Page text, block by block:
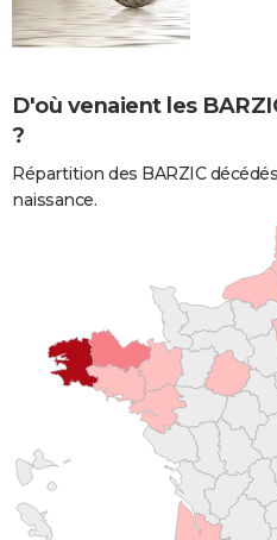
D'où venaient les
?
Répartition des BARZIC
naissance.